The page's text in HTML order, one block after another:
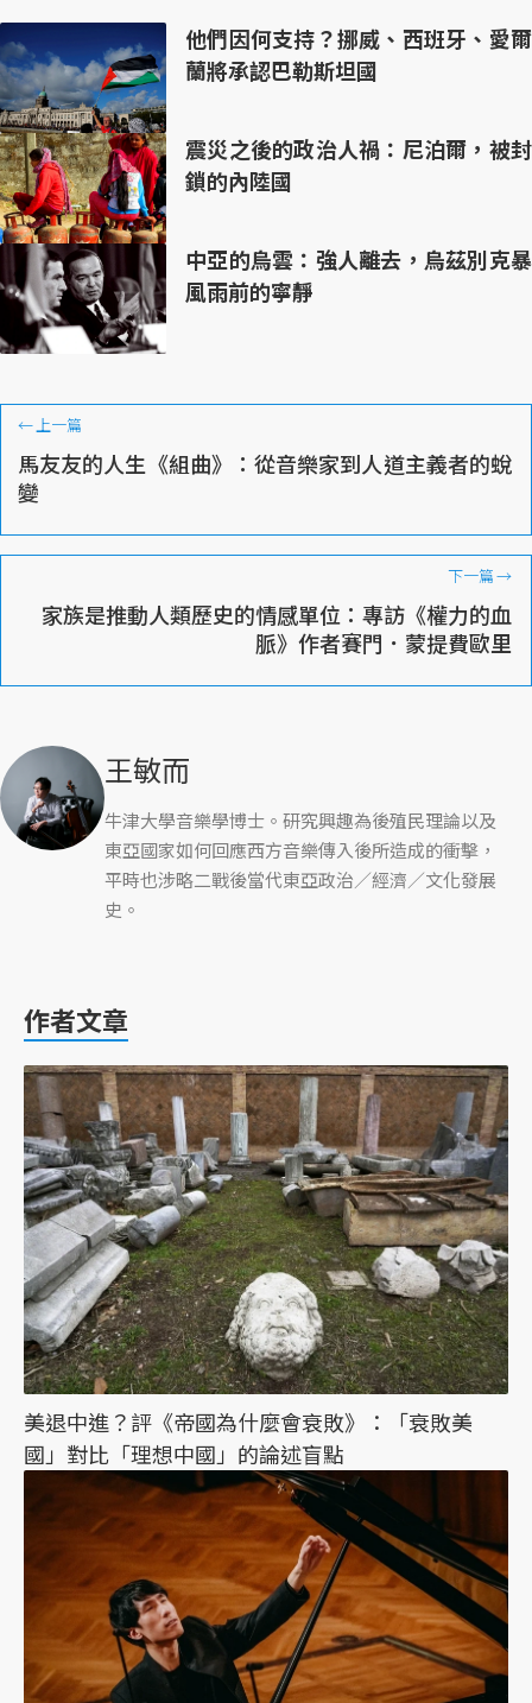
他們因何支持？挪威、西班牙、愛爾
蘭將承認巴勒斯坦國
震災之後的政治人禍：尼泊爾，被封
鎖的內陸國
中亞的烏雲：強人離去，烏茲別克暴
風雨前的寧靜
← 上一篇
馬友友的人生《組曲》：從音樂家到人道主義者的蛻
變
下一篇→
家族是推動人類歷史的情感單位：專訪《權力的血
脈》作者賽門．蒙提費歐里
王敏而
牛津大學音樂學博士。研究興趣為後殖民理論以及
東亞國家如何回應西方音樂傳入後所造成的衝擊，
平時也涉略二戰後當代東亞政治／經濟／文化發展
史。
作者文章
美退中進？評《帝國為什麼會衰敗》：「衰敗美
國」對比「理想中國」的論述盲點